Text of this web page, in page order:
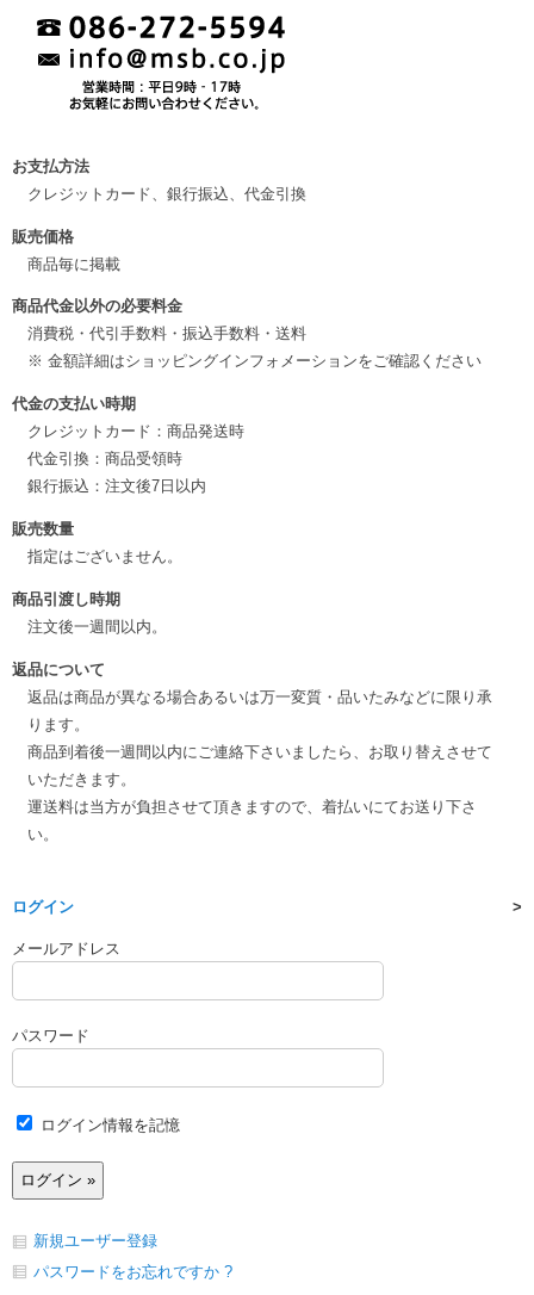
お支払方法
クレジットカード、銀行振込、代金引換
販売価格
商品毎に掲載
商品代金以外の必要料金
消費税・代引手数料・振込手数料・送料
※ 金額詳細はショッピングインフォメーションをご確認ください
代金の支払い時期
クレジットカード：商品発送時
代金引換：商品受領時
銀行振込：注文後7日以内
販売数量
指定はございません。
商品引渡し時期
注文後一週間以内。
返品について
返品は商品が異なる場合あるいは万一変質・品いたみなどに限り承
ります。
商品到着後一週間以内にご連絡下さいましたら、お取り替えさせて
いただきます。
運送料は当方が負担させて頂きますので、着払いにてお送り下さ
い。
ログイン
メールアドレス
パスワード
ログイン情報を記憶
新規ユーザー登録
パスワードをお忘れですか ?